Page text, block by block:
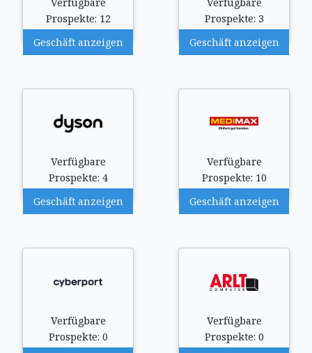
Prospekte: 12
Geschäft anzeigen
Prospekte: 3
Geschäft anzeigen
Verfügbare
Prospekte: 4
Geschäft anzeigen
Verfügbare
Prospekte: 10
Geschäft anzeigen
Verfügbare
Prospekte: 0
Verfügbare
Prospekte: 0